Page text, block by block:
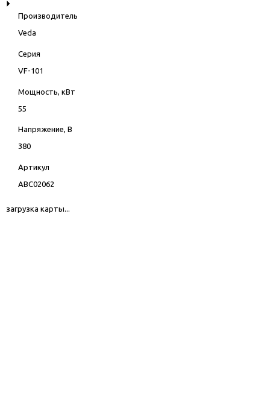
Производитель
Veda
Серия
VF-101
Мощность, кВт
55
Напряжение, В
380
Артикул
ABC02062
загрузка карты...